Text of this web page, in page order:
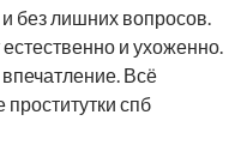
без лишних вопросов.
и ухоженно.
Всё
спб